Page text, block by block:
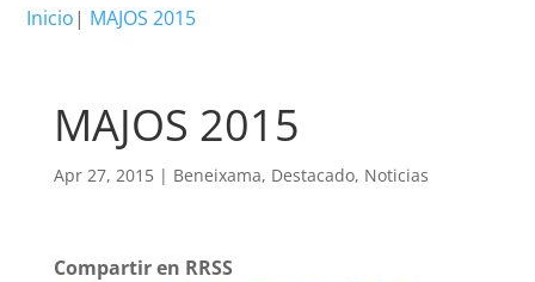
Inicio| MAJOS 2015
MAJOS 2015
Apr 27, 2015| Beneixama, Destacado, Noticias
Compartir en RRSS